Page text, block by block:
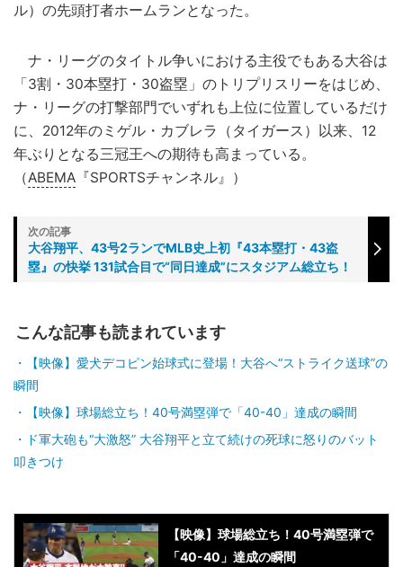
ル）の先頭打者ホームランとなった。
ナ・リーグのタイトル争いにおける主役でもある大谷は
「3割・30本塁打・30盗塁」のトリプリスリーをはじめ、
ナ・リーグの打撃部門でいずれも上位に位置しているだけ
に、2012年のミゲル・カブレラ（タイガース）以来、12
年ぶりとなる三冠王への期待も高まっている。
（ABEMA 『SPORTSチャンネル』）
大谷翔平、43号2ランでMLB史上初『43本塁打・43盗
塁』の快挙 131試合目で“同日達成”にスタジアム総立ち！
こんな記事も読まれています
【映像】愛犬デコピン始球式に登場！大谷へ“ストライク送球”の
瞬間
【映像】球場総立ち！40号満塁弾で「40-40」達成の瞬間
ド軍大砲も“大激怒” 大谷翔平と立て続けの死球に怒りのバット
叩きつけ
【映像】球場総立ち！40号満塁弾で
「40-40」達成の瞬間